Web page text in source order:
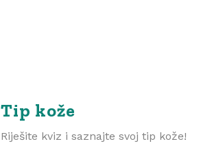
Tip kože
Riješite kviz i saznajte svoj tip kože!